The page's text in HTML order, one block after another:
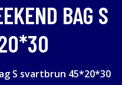
BAG S
S svartbrun 45*20*30